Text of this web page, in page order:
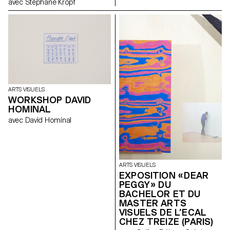
multipliée.avec Stéphane Kropf
ARTS VISUELS
WORKSHOP DAVID
HOMINAL
avec David Hominal
ARTS VISUELS
EXPOSITION « DEAR
PEGGY » DU
BACHELOR ET DU
MASTER ARTS
VISUELS DE L’ECAL
CHEZ TREIZE (PARIS)